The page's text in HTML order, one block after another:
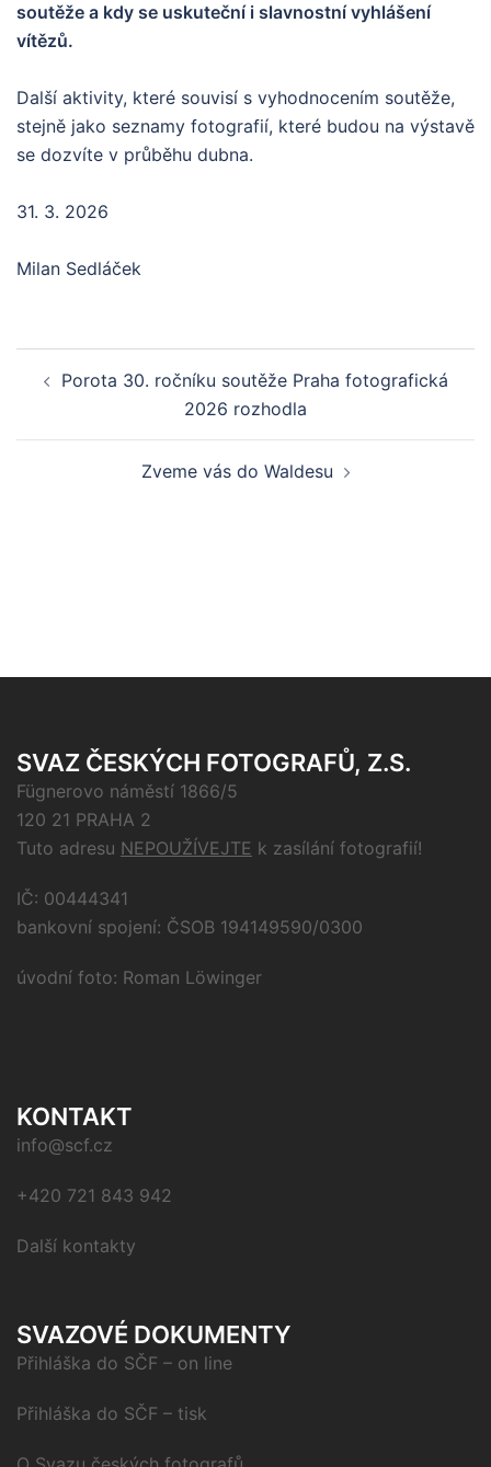
soutěže a kdy se uskuteční i slavnostní vyhlášení
vítězů.
Další aktivity, které souvisí s vyhodnocením soutěže,
stejně jako seznamy fotografií, které budou na výstavě
se dozvíte v průběhu dubna.
31. 3. 2026
Milan Sedláček
navigation
Porota 30. ročníku soutěže Praha fotografická
2026 rozhodla
Zveme vás do Waldesu
SVAZ ČESKÝCH FOTOGRAFŮ, Z.S.
Fügnerovo náměstí 1866/5
120 21 PRAHA 2
Tuto adresu NEPOUŽÍVEJTE k zasílání fotografií!
IČ: 00444341
bankovní spojení: ČSOB 194149590/0300
úvodní foto: Roman Löwinger
KONTAKT
info@scf.cz
+420 721 843 942
Další kontakty
SVAZOVÉ DOKUMENTY
Přihláška do SČF – on line
Přihláška do SČF – tisk